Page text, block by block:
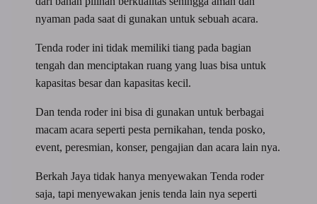
nyaman pada saat di gunakan untuk sebuah acara.
Tenda roder ini tidak memiliki tiang pada bagian
tengah dan menciptakan ruang yang luas bisa untuk
kapasitas besar dan kapasitas kecil.
Dan tenda roder ini bisa di gunakan untuk berbagai
macam acara seperti pesta pernikahan, tenda posko,
event, peresmian, konser, pengajian dan acara lain nya.
Berkah Jaya tidak hanya menyewakan Tenda roder
saja, tapi menyewakan jenis tenda lain nya seperti